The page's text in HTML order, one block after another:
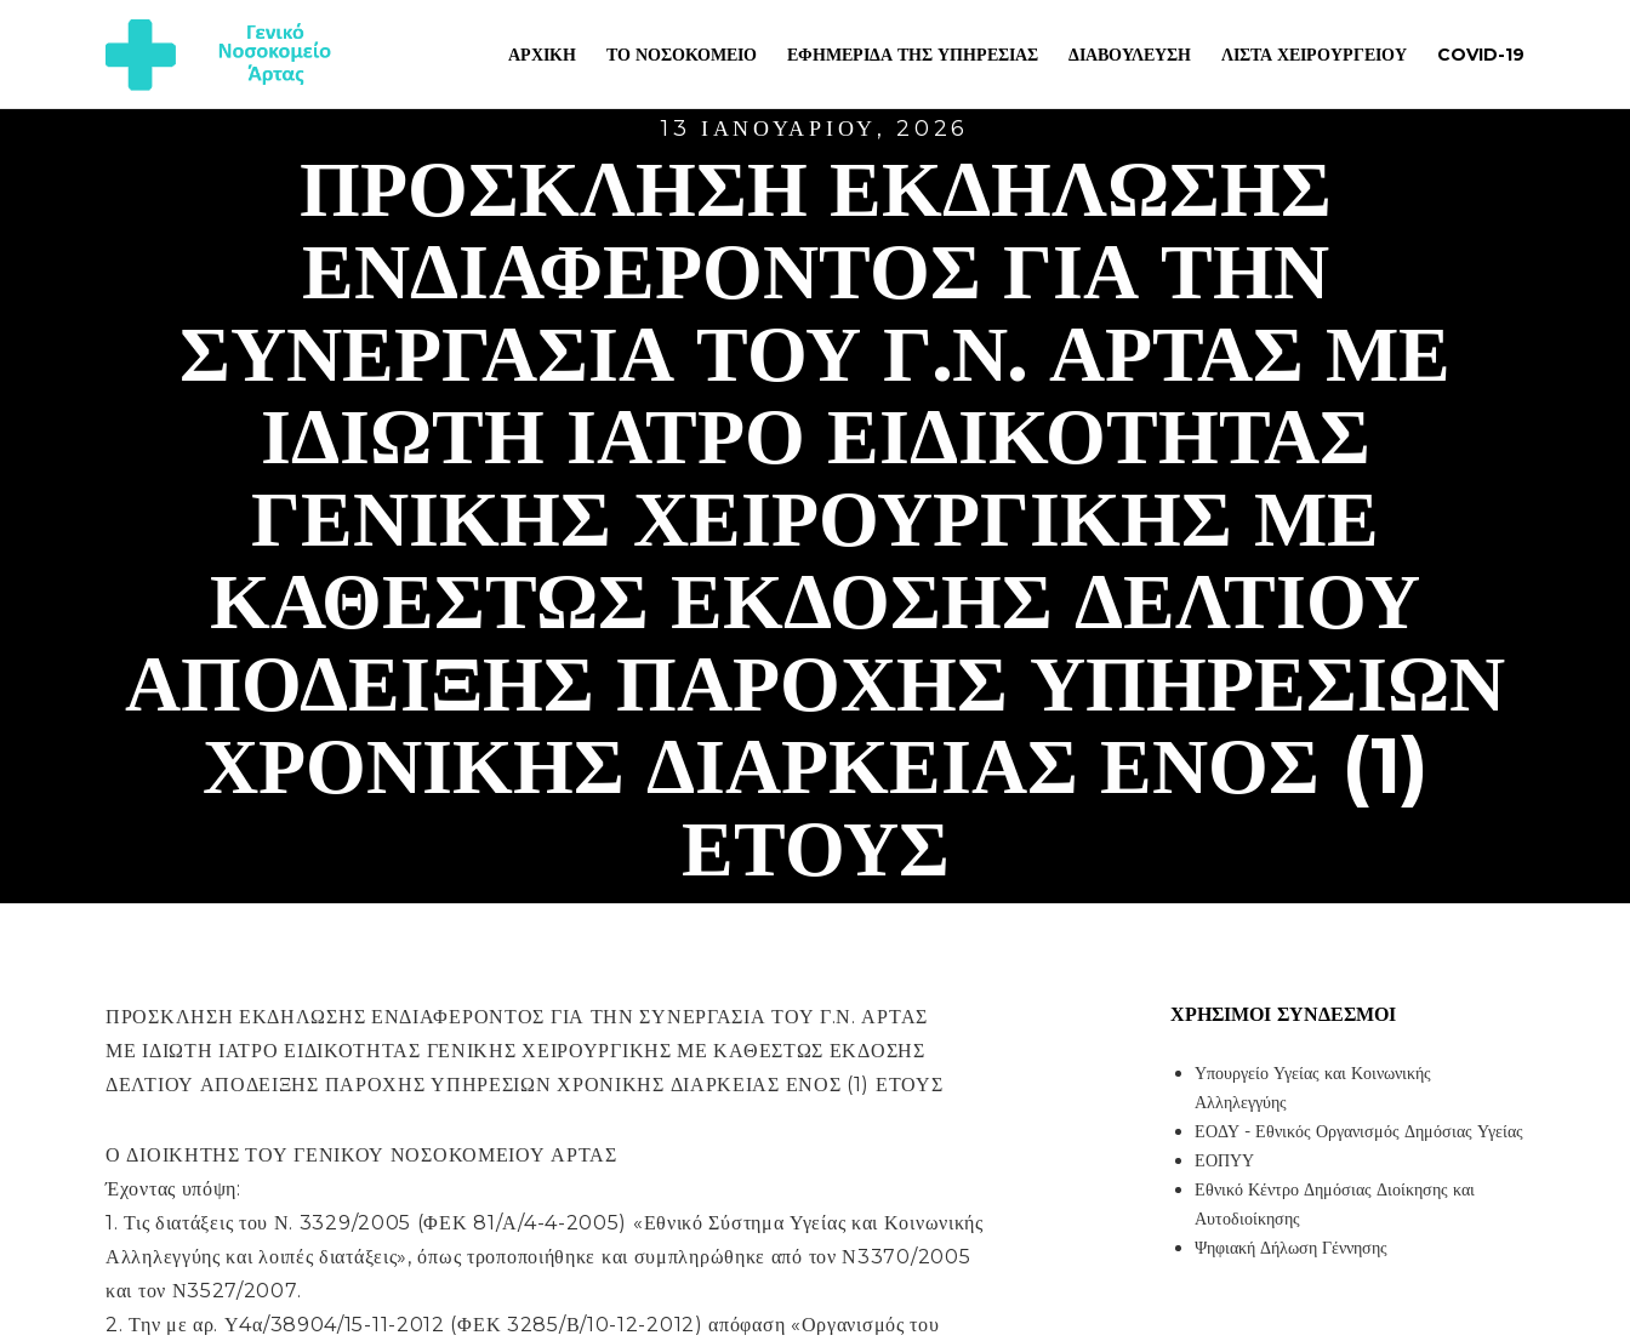
ΑΡΧΙΚΉ ΤΟ ΝΟΣΟΚΟΜΕΊΟ ΕΦΗΜΕΡΊΔΑ ΤΗΣ ΥΠΗΡΕΣΊΑΣ ΔΙΑΒΟΎΛΕΥΣΗ ΛΊΣΤΑ ΧΕΙΡΟΥΡΓΕΊΟΥ COVID-19
13 ΙΑΝΟΥΑΡΊΟΥ, 2026
ΠΡΟΣΚΛΗΣΗ ΕΚΔΗΛΩΣΗΣ
ΕΝΔΙΑΦΕΡΟΝΤΟΣ ΓΙΑ ΤΗΝ
ΣΥΝΕΡΓΑΣΙΑ ΤΟΥ Γ.Ν. ΑΡΤΑΣ ΜΕ
ΙΔΙΩΤΗ ΙΑΤΡΟ ΕΙΔΙΚΟΤΗΤΑΣ
ΓΕΝΙΚΗΣ ΧΕΙΡΟΥΡΓΙΚΗΣ ΜΕ
ΚΑΘΕΣΤΩΣ ΕΚΔΟΣΗΣ ΔΕΛΤΙΟΥ
ΑΠΟΔΕΙΞΗΣ ΠΑΡΟΧΗΣ ΥΠΗΡΕΣΙΩΝ
ΧΡΟΝΙΚΗΣ ΔΙΑΡΚΕΙΑΣ ΕΝΟΣ (1)
ΕΤΟΥΣ
ΠΡΟΣΚΛΗΣΗ ΕΚΔΗΛΩΣΗΣ ΕΝΔΙΑΦΕΡΟΝΤΟΣ ΓΙΑ ΤΗΝ ΣΥΝΕΡΓΑΣΙΑ ΤΟΥ Γ.Ν. ΑΡΤΑΣ
ΜΕ ΙΔΙΩΤΗ ΙΑΤΡΟ ΕΙΔΙΚΟΤΗΤΑΣ ΓΕΝΙΚΗΣ ΧΕΙΡΟΥΡΓΙΚΗΣ ΜΕ ΚΑΘΕΣΤΩΣ ΕΚΔΟΣΗΣ
ΔΕΛΤΙΟΥ ΑΠΟΔΕΙΞΗΣ ΠΑΡΟΧΗΣ ΥΠΗΡΕΣΙΩΝ ΧΡΟΝΙΚΗΣ ΔΙΑΡΚΕΙΑΣ ΕΝΟΣ (1) ΕΤΟΥΣ
Ο ΔΙΟΙΚΗΤΗΣ ΤΟΥ ΓΕΝΙΚΟΥ ΝΟΣΟΚΟΜΕΙΟΥ ΑΡΤΑΣ
Έχοντας υπόψη:
1. Τις διατάξεις του Ν. 3329/2005 (ΦΕΚ 81/Α/4-4-2005) «Εθνικό Σύστημα Υγείας και Κοινωνικής
Αλληλεγγύης και λοιπές διατάξεις», όπως τροποποιήθηκε και συμπληρώθηκε από τον Ν3370/2005
και τον Ν3527/2007.
2. Την με αρ. Υ4α/38904/15-11-2012 (ΦΕΚ 3285/Β/10-12-2012) απόφαση «Οργανισμός του
ΧΡΉΣΙΜΟΙ ΣΎΝΔΕΣΜΟΙ
Υπουργείο Υγείας και Κοινωνικής
Αλληλεγγύης
ΕΟΔΥ - Εθνικός Οργανισμός Δημόσιας Υγείας
ΕΟΠΥΥ
Εθνικό Κέντρο Δημόσιας Διοίκησης και
Αυτοδιοίκησης
Ψηφιακή Δήλωση Γέννησης